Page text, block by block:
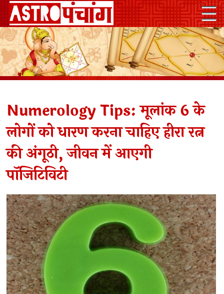
Numerology Tips: मूलांक 6 के
लोगों को धारण करना चाहिए हीरा रत्न
की अंगूठी, जीवन में आएगी
पॉजिटिविटी